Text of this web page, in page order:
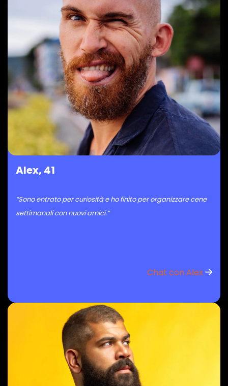
Alex, 41
“Sono entrato per curiosità e ho finito per organizzare cene
settimanali con nuovi amici.”
Chat con Alex